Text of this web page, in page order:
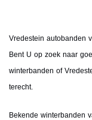
Vredestein autobanden
Bent U op zoek naar
winterbanden of
terecht.
Bekende winterbanden